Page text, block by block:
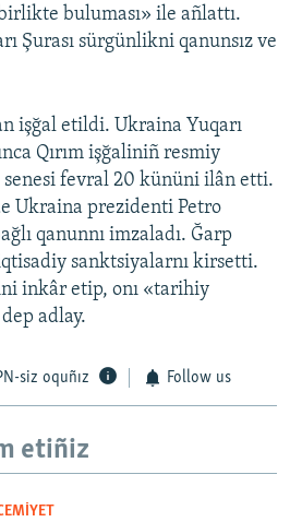
buluması» ile añlattı.
Şurası sürgünlikni qanunsız ve
işğal etildi. Ukraina Yuqarı
Qırım işğaliniñ resmiy
senesi fevral 20 kününi ilân etti.
Ukraina prezidenti Petro
qanunnı imzaladı. Ğarp
sanktsiyalarnı kirsetti.
inkâr etip, onı «tarihiy
adlay.
siz oquñız Follow us
etiñiz